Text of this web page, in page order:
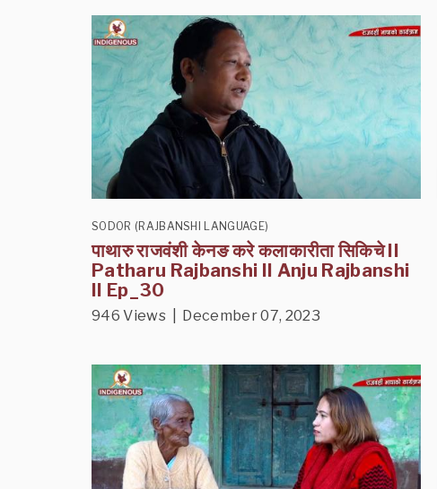
SODOR (RAJBANSHI LANGUAGE)
पाथारु राजवंशी केनङ करे कलाकारीता सिकिचे II
Patharu Rajbanshi II Anju Rajbanshi
II Ep_30
946 Views | December 07, 2023